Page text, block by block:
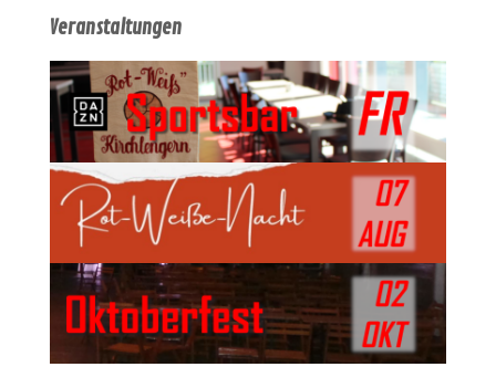
Veranstaltungen